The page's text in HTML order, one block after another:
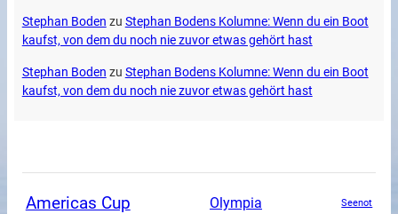
Stephan Boden zu Stephan Bodens Kolumne: Wenn du ein Boot
kaufst, von dem du noch nie zuvor etwas gehört hast
Stephan Boden zu Stephan Bodens Kolumne: Wenn du ein Boot
kaufst, von dem du noch nie zuvor etwas gehört hast
Americas Cup Olympia Seenot